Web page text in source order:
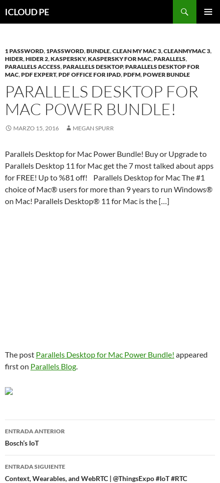
hacia
ICLOUD PE
1 PASSWORD, 1PASSWORD,BUNDLE,CLEAN MY MAC 3,CLEANMYMAC 3,
HIDER,HIDER 2,KASPERSKY,KASPERSKY FOR MAC,PARALLELS,
PARALLELS ACCESS,PARALLELS DESKTOP,PARALLELS DESKTOP FOR
MAC,PDF EXPERT,PDF OFFICE FOR IPAD,PDFM,POWER BUNDLE
PARALLELS DESKTOP FOR
MAC POWER BUNDLE!
MARZO 15, 2016 MEGAN SPURR
Parallels Desktop for Mac Power Bundle! Buy or Upgrade to
Parallels Desktop 11 for Mac get the 7 most talked about apps
for FREE! Up to %81 off! Parallels Desktop for Mac The #1
choice of Mac® users for more than 9 years to run Windows®
on Mac! Parallels Desktop® 11 for Mac is the […]
The post Parallels Desktop for Mac Power Bundle! appeared
first on Parallels Blog.
Navegador
de
entradas
ENTRADA ANTERIOR
Bosch’s IoT
ENTRADA SIGUIENTE
Context, Wearables, and WebRTC | @ThingsExpo #IoT #RTC